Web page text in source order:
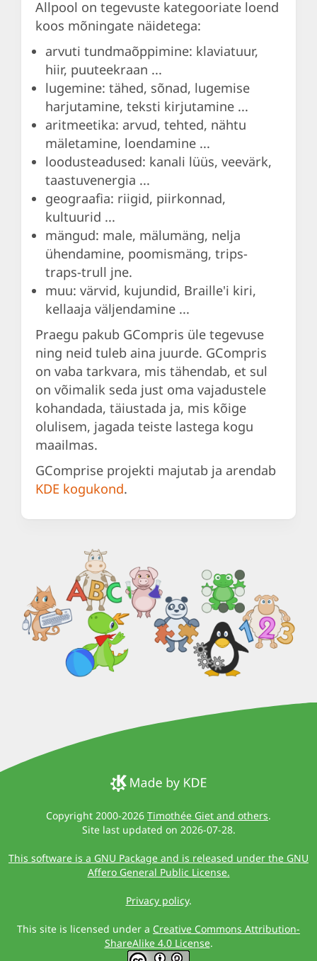
Allpool on tegevuste kategooriate loend
koos mõningate näidetega:
arvuti tundmaõppimine: klaviatuur,
hiir, puuteekraan ...
lugemine: tähed, sõnad, lugemise
harjutamine, teksti kirjutamine ...
aritmeetika: arvud, tehted, nähtu
mäletamine, loendamine ...
loodusteadused: kanali lüüs, veevärk,
taastuvenergia ...
geograafia: riigid, piirkonnad,
kultuurid ...
mängud: male, mälumäng, nelja
ühendamine, poomismäng, trips-
traps-trull jne.
muu: värvid, kujundid, Braille'i kiri,
kellaaja väljendamine ...
Praegu pakub GCompris üle tegevuse
ning neid tuleb aina juurde. GCompris
on vaba tarkvara, mis tähendab, et sul
on võimalik seda just oma vajadustele
kohandada, täiustada ja, mis kõige
olulisem, jagada teiste lastega kogu
maailmas.
GComprise projekti majutab ja arendab
KDE kogukond.
Copyright 2000-2026 Timothée Giet and others.
Site last updated on 2026-07-28.
This software is a GNU Package and is released under the GNU
Affero General Public License.
Privacy policy.
This site is licensed under a Creative Commons Attribution-
ShareAlike 4.0 License.